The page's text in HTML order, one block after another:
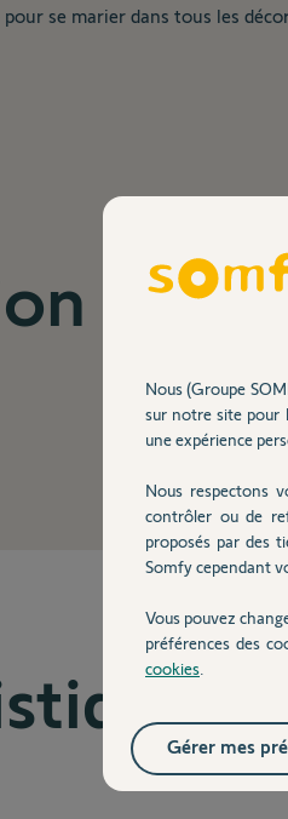
se marier dans tous les
Nous (Groupe
sur notre site pour
une expérience
Nous respectons
contrôler ou de
proposés par des
Somfy cependant
Vous pouvez
préférences des
cookies
Gérer mes